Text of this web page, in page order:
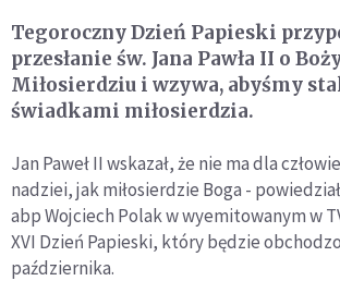
Tegoroczny Dzień Papieski
przesłanie św. Jana Pawła II o
Miłosierdziu i wzywa, abyśmy
świadkami miłosierdzia.
Jan Paweł II wskazał, że nie ma dla
nadziei, jak miłosierdzie Boga -
abp Wojciech Polak w wyemitowanym w
XVI Dzień Papieski, który będzie
października.